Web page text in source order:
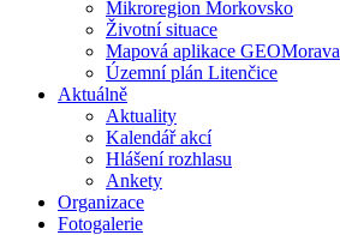
Mikroregion Morkovsko
Životní situace
Mapová aplikace GEOMorava
Územní plán Litenčice
Aktuálně
Aktuality
Kalendář akcí
Hlášení rozhlasu
Ankety
Organizace
Fotogalerie